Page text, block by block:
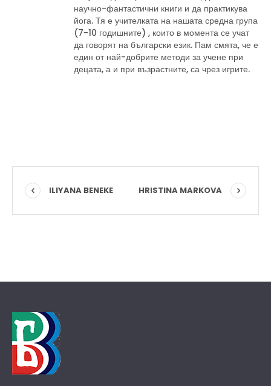
научно-фантастични книги и да практикува
йога. Тя е учителката на нашата средна група
(7-10 годишните) , които в момента се учат
да говорят на български език. Пам смята, че е
един от най-добрите методи за учене при
децата, а и при възрастните, са чрез игрите.
ILIYANA BENEKE HRISTINA MARKOVA